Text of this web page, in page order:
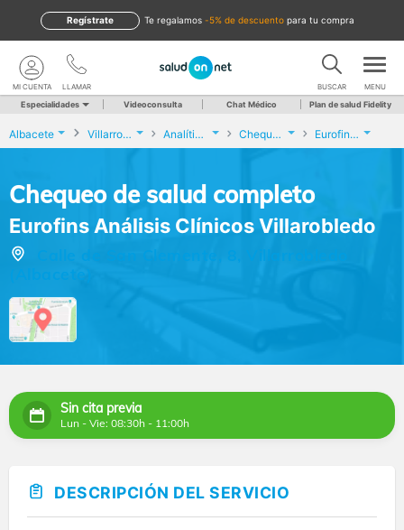
te regalamos -5% de descuento para tu compra
Regístrate
LLAMAR
MI CUENTA BUSCAR MENU
Especialidades Videoconsulta Chat Médico Plan de salud Fidelity
Albacete Villarrobledo Analíticas y Genética Chequeo de salud completo Eurofins Análisis Clínicos Villarobledo
Chequeo de salud completo
Eurofins Análisis Clínicos Villarobledo
Sin cita previa
Lun - Vie: 08:30h - 11:00h
DESCRIPCIÓN DEL SERVICIO